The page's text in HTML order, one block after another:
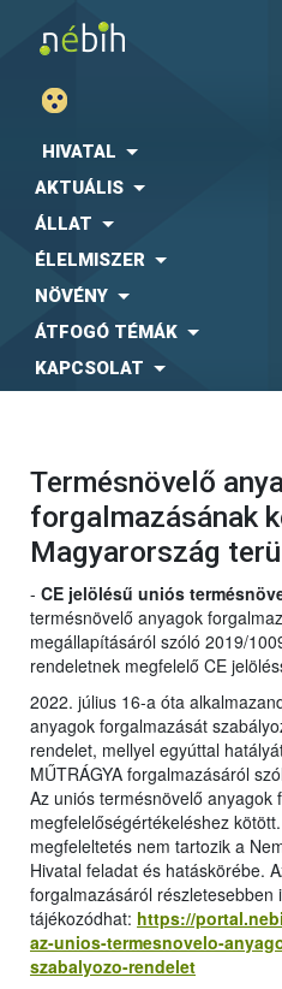
HIVATAL
AKTUÁLIS
ÁLLAT
ÉLELMISZER
NÖVÉNY
ÁTFOGÓ TÉMÁK
KAPCSOLAT
Termésnövelő
forgalmazásának
Magyarország
- CE jelölésű uniós
termésnövelő anyagok
megállapításáról szóló 2019/
rendeletnek megfelelő CE
2022. július 16-a óta
anyagok forgalmazását
rendelet, mellyel egyúttal
MŰTRÁGYA forgalmazásáról
Az uniós termésnövelő anyagok
megfelelőségértékeléshez
megfeleltetés nem tartozik a
Hivatal feladat és hatáskörébe.
forgalmazásáról részletesebben
tájékozódhat: https://
az-unios-termesnovelo-
szabalyozo-rendelet